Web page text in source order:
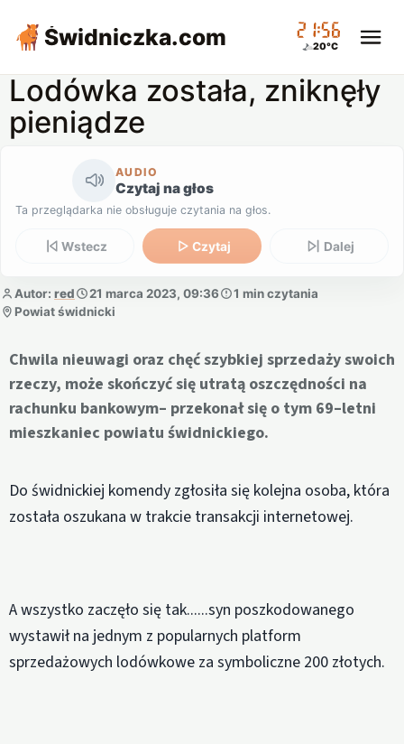
Świdniczka.com 21:56
20°C
Lodówka została, zniknęły
pieniądze
AUDIO
Czytaj na głos
Ta przeglądarka nie obsługuje czytania na głos.
Wstecz Czytaj Dalej
Autor: red 21 marca 2023, 09:36
1 min czytania
Powiat świdnicki
Chwila nieuwagi oraz chęć szybkiej sprzedaży swoich
rzeczy, może skończyć się utratą oszczędności na
rachunku bankowym– przekonał się o tym 69–letni
mieszkaniec powiatu świdnickiego.
Do świdnickiej komendy zgłosiła się kolejna osoba, która
została oszukana w trakcie transakcji internetowej.
A wszystko zaczęło się tak......syn poszkodowanego
wystawił na jednym z popularnych platform
sprzedażowych lodówkowe za symboliczne 200 złotych.